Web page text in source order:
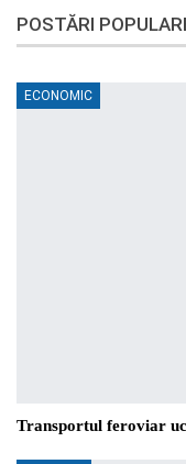
POSTĂRI
ECONOMIC
Transportul feroviar